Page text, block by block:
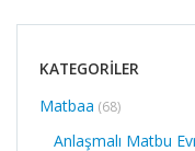
KATEGORILER
Matbaa (68)
Anlaşmalı Matbu